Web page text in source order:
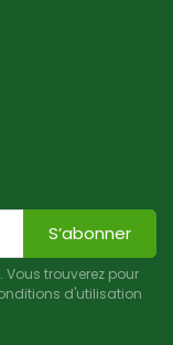
S’abonner
trouverez pour
d'utilisation